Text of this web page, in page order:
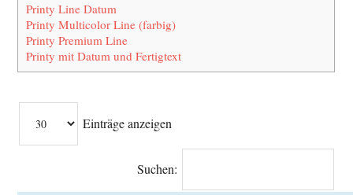
Printy Line Datum
Printy Multicolor Line (farbig)
Printy Premium Line
Printy mit Datum und Fertigtext
Einträge anzeigen
Suchen: